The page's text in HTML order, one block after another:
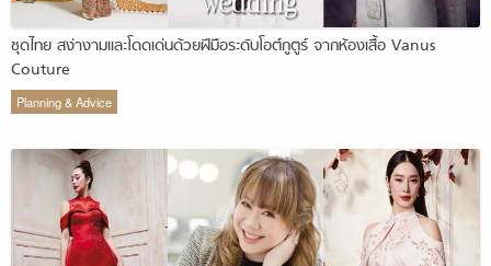
ชุดไทย สง่างามและโดดเด่นด้วยฝีมือระดับโอต์กูตูร์ จากห้องเสื้อ Vanus
Couture
Planning & Advice